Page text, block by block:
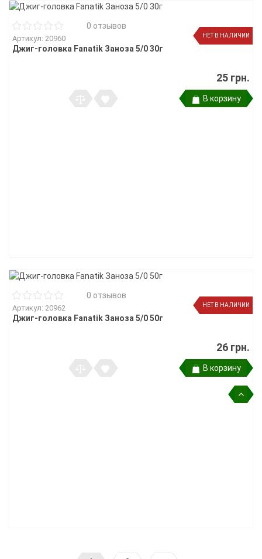
НЕТ В НАЛИЧИИ
0 отзывов
Артикул: 20960
Джиг-головка Fanatik Заноза 5/0 30г
25 грн.
В корзину
НЕТ В НАЛИЧИИ
0 отзывов
Артикул: 20962
Джиг-головка Fanatik Заноза 5/0 50г
26 грн.
В корзину